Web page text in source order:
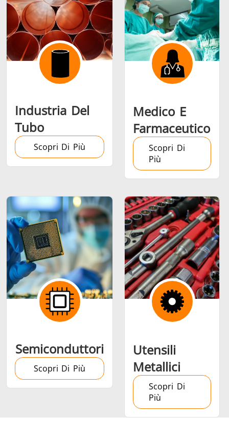
Riscaldamento,
Ventilazione e
AC
Semiconduttori
Industria Del
Tubo
Scopri Di Più
Medico E
Farmaceutico
Scopri Di
Più
Semiconduttori
Scopri Di Più
Utensili
Metallici
Scopri Di
Più